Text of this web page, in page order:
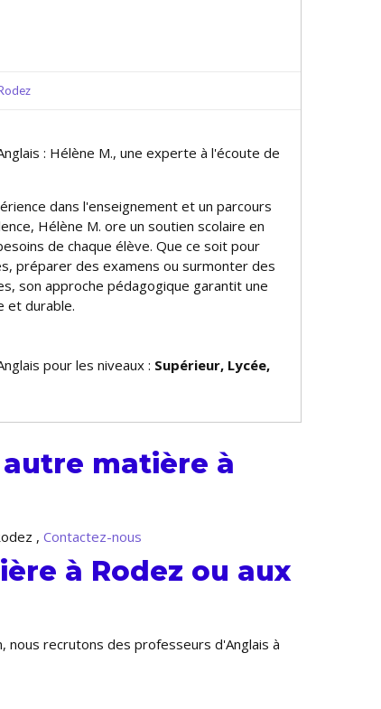
: Hélène M., une experte à l'écoute de
dans l'enseignement et un parcours
Hélène M. offre un soutien scolaire en
de chaque élève. Que ce soit pour
préparer des examens ou surmonter des
son approche pédagogique garantit une
et durable.
pour les niveaux : Supérieur, Lycée,
matière à
, Contactez-nous
à Rodez ou aux
nous recrutons des professeurs d'Anglais à